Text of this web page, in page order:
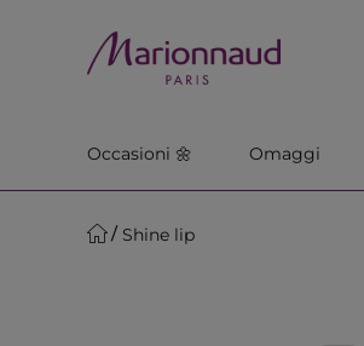
Occasioni 🌼 Omaggi
Shine lip